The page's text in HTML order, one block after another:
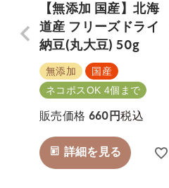
【無添加 国産】北海
道産 フリーズドライ
納豆(丸大豆) 50g
無添加
国産
ネコポスOK 4個まで
販売価格 660 税込
詳細を見る